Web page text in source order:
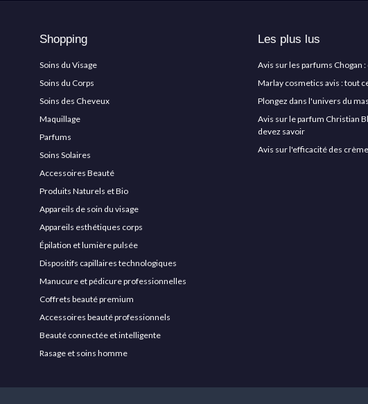
Shopping
Soins du Visage
Soins du Corps
Soins des Cheveux
Maquillage
Parfums
Soins Solaires
Accessoires Beauté
Produits Naturels et Bio
Appareils de soin du visage
Appareils esthétiques corps
Épilation et lumière pulsée
Dispositifs capillaires technologiques
Manucure et pédicure professionnelles
Coffrets beauté premium
Accessoires beauté professionnels
Beauté connectée et intelligente
Rasage et soins homme
Les plus lus
Avis sur les parfums Chogan
Marlay cosmetics avis : tout
Plongez dans l'univers du
Avis sur le parfum Christian
devez savoir
Avis sur l'efficacité des